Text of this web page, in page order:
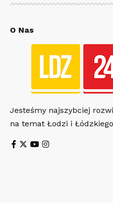
O Nas
Jesteśmy najszybciej
na temat Łodzi i Łódzkiego